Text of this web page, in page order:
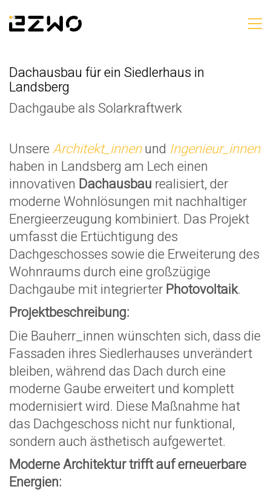
Dachausbau für ein Siedlerhaus in
Landsberg
Dachgaube als Solarkraftwerk
UnsereArchitekt_innenund Ingenieur_innen
haben in Landsberg am Lech einen
innovativen Dachausbau realisiert, der
moderne Wohnlösungen mit nachhaltiger
Energieerzeugung kombiniert. Das Projekt
umfasst die Ertüchtigung des
Dachgeschosses sowie die Erweiterung des
Wohnraums durch eine großzügige
Dachgaube mit integrierterPhotovoltaik.
Projektbeschreibung:
Die Bauherr_innen wünschten sich, dass die
Fassaden ihres Siedlerhauses unverändert
bleiben, während das Dach durch eine
moderne Gaube erweitert und komplett
modernisiert wird. Diese Maßnahme hat
das Dachgeschoss nicht nur funktional,
sondern auch ästhetisch aufgewertet.
Moderne Architektur trifft auf erneuerbare
Energien: